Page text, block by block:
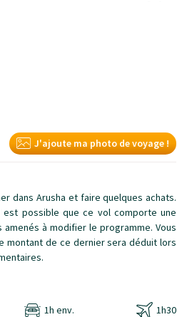
J'ajoute ma photo de voyage !
dans Arusha et faire quelques achats.
est possible que ce vol comporte une
à modifier le programme. Vous
montant de ce dernier sera déduit lors
1h env. 1h30